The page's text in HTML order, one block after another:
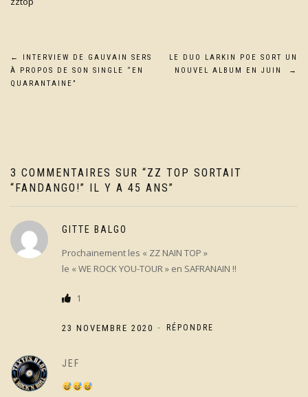
Navigation
de
←
INTERVIEW DE GAUVAIN SERS
À PROPOS DE SON SINGLE “EN
QUARANTAINE”
LE DUO LARKIN POE SORT UN
NOUVEL ALBUM EN JUIN
→
3 COMMENTAIRES SUR “ZZ TOP SORTAIT
“FANDANGO!” IL Y A 45 ANS”
GITTE BALGO
Prochainement les « ZZ NAIN TOP »
le « WE ROCK YOU-TOUR » en SAFRANAIN !!
1
23 NOVEMBRE 2020 - RÉPONDRE
JEF